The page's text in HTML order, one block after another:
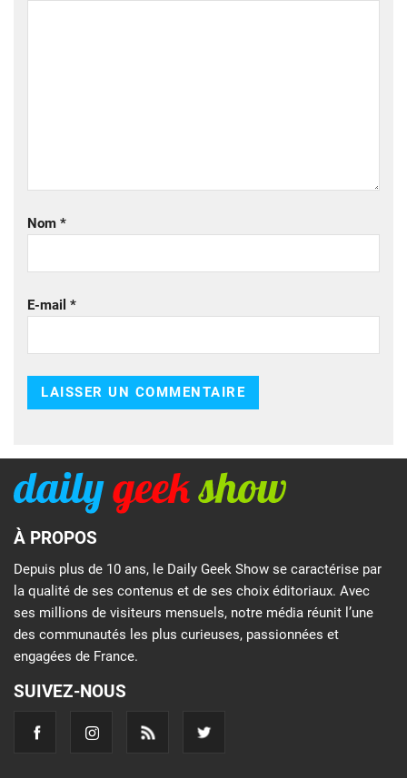
Nom *
E-mail *
À PROPOS
Depuis plus de 10 ans, le Daily Geek Show se caractérise par
la qualité de ses contenus et de ses choix éditoriaux. Avec
ses millions de visiteurs mensuels, notre média réunit l’une
des communautés les plus curieuses, passionnées et
engagées de France.
SUIVEZ-NOUS